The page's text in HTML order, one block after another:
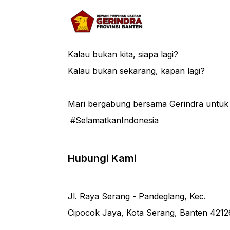
Kalau bukan kita, siapa lagi?
Kalau bukan sekarang, kapan lagi?
Mari bergabung bersama Gerindra
#SelamatkanIndonesia
Hubungi Kami
Jl. Raya Serang - Pandeglang, Kec.
Cipocok Jaya, Kota Serang, Banten